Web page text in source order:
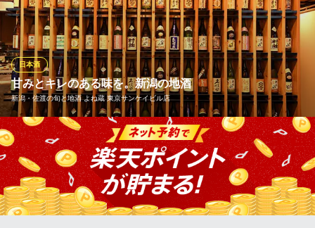
ル地酒「をどり特別純米」。名水百選で知られる六郷湧水群の上
質な湧き水を使用した地酒は、飲みやすく澄んだ味わいを堪能し
ていただけます。他にもご宴会をより楽しく彩る、選りすぐりの
地酒をご用意しておりますので、皆様のお越しをお待ちしており
ます。
炙り炭焼き をどり 大手町店
炭火焼鶏と日本酒を堪能
地下鉄千代田線大手町駅C2c出口 徒歩1分
東京都千代田区大手町1-9-2 大手町フィナンシャルシティB1
甘みとキレのある味を。新潟の地酒
新潟・佐渡の旬と地酒 よね蔵 東京サンケイビル店
日本酒
当店では新潟の地酒を数多くご用意しております。日本酒の甘み
とキレのある味をご堪能ください。また、日本酒と相性抜群な料
理の数々をご提供しております。もちろんビールやワイン、カク
テルも多く取り揃えておりますのでお好みのお飲み物をお選び頂
けます。お料理と合わせてお楽しみください。